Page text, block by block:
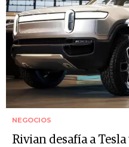
NEGOCIOS
Rivian desafía a